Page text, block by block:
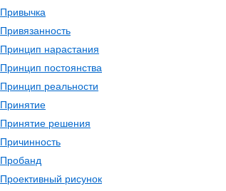
Привычка
Привязанность
Принцип нарастания
Принцип постоянства
Принцип реальности
Принятие
Принятие решения
Причинность
Пробанд
Проективный рисунок